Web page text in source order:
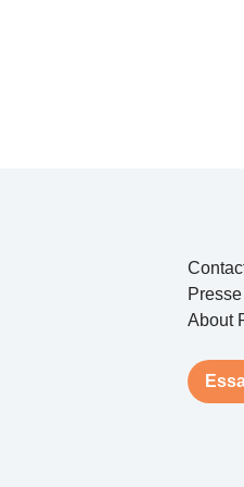
Presse
About